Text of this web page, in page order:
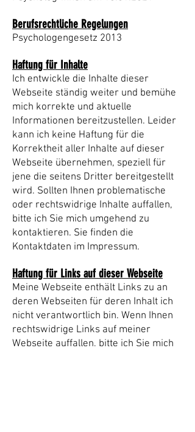
Berufsrechtliche Regelungen
Psychologengesetz 2013
Haftung für Inhalte
Ich entwickle die Inhalte dieser
Webseite ständig weiter und bemühe
mich korrekte und aktuelle
Informationen bereitzustellen. Leider
kann ich keine Haftung für die
Korrektheit aller Inhalte auf dieser
Webseite übernehmen, speziell für
jene die seitens Dritter bereitgestellt
wird. Sollten Ihnen problematische
oder rechtswidrige Inhalte auffallen,
bitte ich Sie mich umgehend zu
kontaktieren. Sie finden die
Kontaktdaten im Impressum.
Haftung für Links auf dieser Webseite
Meine Webseite enthält Links zu an
deren Webseiten für deren Inhalt ich
nicht verantwortlich bin. Wenn Ihnen
rechtswidrige Links auf meiner
Webseite auffallen, bitte ich Sie mich